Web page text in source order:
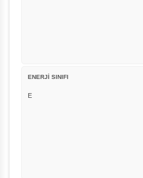
ENERJİ SINIFI
E